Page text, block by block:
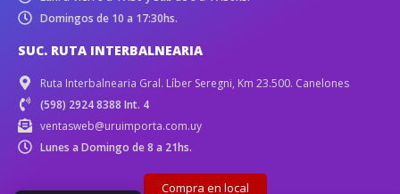
Domingos de 10 a 17:30hs.
SUC. RUTA INTERBALNEARIA
Ruta Interbalnearia Gral. Líber Seregni, Km 23.500. Canelones
(598) 2924 8388 Int. 4
ventasweb@uruimporta.com.uy
Lunes a Domingo de 8 a 21hs.
Compra en local